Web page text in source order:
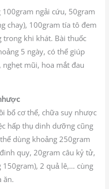
ngải cứu, 50gram
chay), 100gram tía tô đem
khi khát. Bài thuốc
5 ngày, có thể giúp
nghẹt mũi, hoa mắt đau
bổ cơ thể, chữa suy nhược
hấp thụ dinh dưỡng cũng
dùng khoảng 250gram
quy, 20gram câu kỷ tử,
150gram), 2 quả lê,… cùng
ăn.